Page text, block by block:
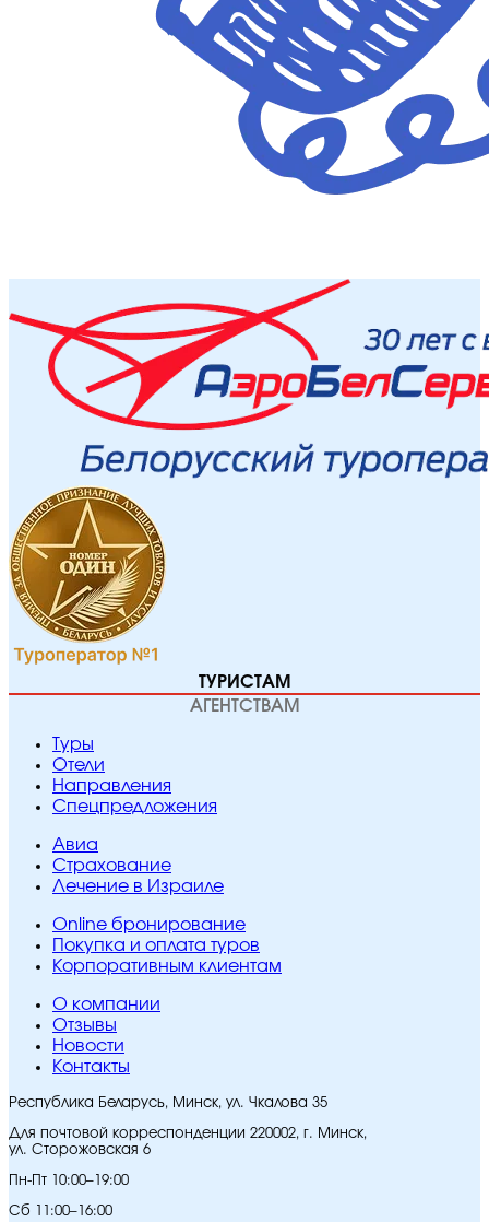
ТУРИСТАМ
АГЕНТСТВАМ
Туры
Отели
Направления
Спецпредложения
Авиа
Страхование
Лечение в Израиле
Online бронирование
Покупка и оплата туров
Корпоративным клиентам
O компании
Отзывы
Новости
Контакты
Республика Беларусь, Минск, ул. Чкалова 35
Для почтовой корреспонденции 220002, г. Минск,
ул. Сторожовская 6
Пн-Пт 10:00–19:00
Сб 11:00–16:00